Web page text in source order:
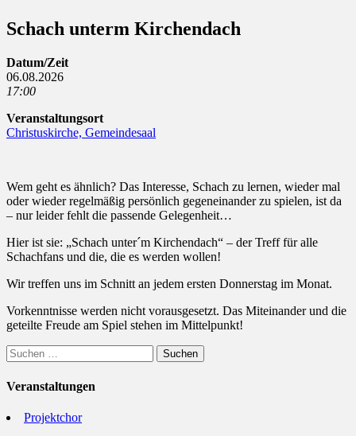
Schach unterm Kirchendach
Datum/Zeit
06.08.2026
17:00
Veranstaltungsort
Christuskirche, Gemeindesaal
Wem geht es ähnlich? Das Interesse, Schach zu lernen, wieder mal
oder wieder regelmäßig persönlich gegeneinander zu spielen, ist da
– nur leider fehlt die passende Gelegenheit…
Hier ist sie: „Schach unter´m Kirchendach“ – der Treff für alle
Schachfans und die, die es werden wollen!
Wir treffen uns im Schnitt an jedem ersten Donnerstag im Monat.
Vorkenntnisse werden nicht vorausgesetzt. Das Miteinander und die
geteilte Freude am Spiel stehen im Mittelpunkt!
Suchen
nach:
Veranstaltungen
Projektchor